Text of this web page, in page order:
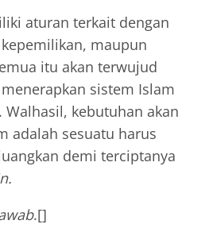
aturan terkait dengan
maupun
itu akan terwujud
sistem Islam
kebutuhan akan
adalah sesuatu harus
demi terciptanya
.[]